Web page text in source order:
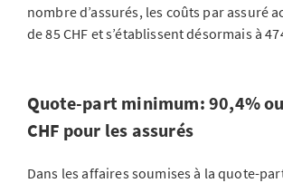
nombre d’assurés, les coûts par assuré
de 85 CHF et s’établissent désormais à
Quote-part minimum: 90,4%
CHF pour les assurés
Dans les affaires soumises à la quote-